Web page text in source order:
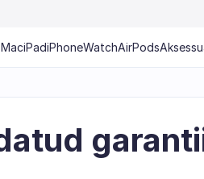
MaciPadiPhoneWatchAirPods